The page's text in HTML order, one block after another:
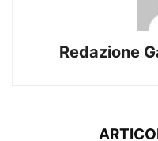
Redazione